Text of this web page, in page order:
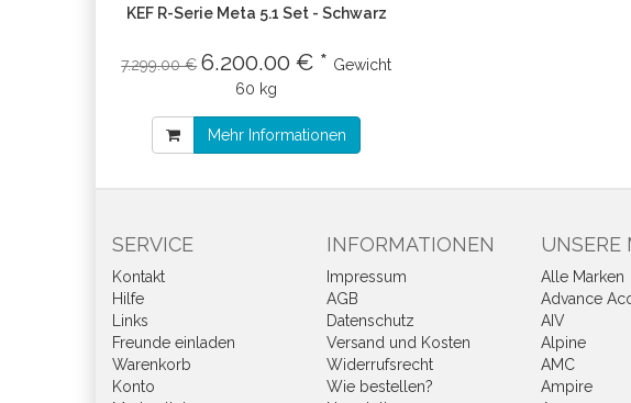
KEF R-Serie Meta 5.1 Set - Schwarz
7.299.00 € 6.200.00 € * Gewicht
60 kg
Mehr Informationen
SERVICE
Kontakt
Hilfe
Links
Freunde einladen
Warenkorb
Konto
INFORMATIONEN
Impressum
AGB
Datenschutz
Versand und Kosten
Widerrufsrecht
Wie bestellen?
UNSERE
Alle Marken
Advance
AIV
Alpine
AMC
Ampire